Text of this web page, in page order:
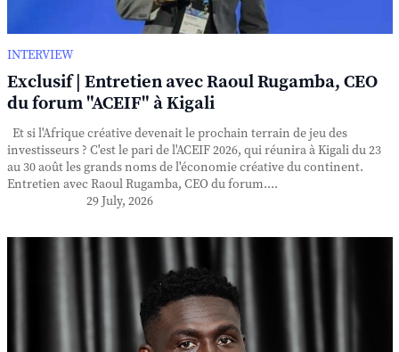
INTERVIEW
Exclusif | Entretien avec Raoul Rugamba, CEO
du forum "ACEIF" à Kigali
Et si l'Afrique créative devenait le prochain terrain de jeu des
investisseurs ? C'est le pari de l'ACEIF 2026, qui réunira à Kigali du 23
au 30 août les grands noms de l'économie créative du continent.
Entretien avec Raoul Rugamba, CEO du forum....
29 July, 2026